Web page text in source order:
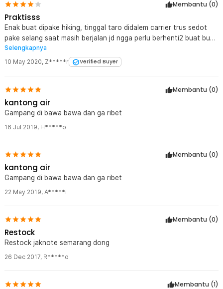
Membantu (0)
Praktisss
Enak buat dipake hiking, tinggal taro didalem carrier trus sedot
pake selang saat masih berjalan jd ngga perlu berhenti2 buat buka
botol minum. Tapi PR buat katupnya, punya saya baru sekali
dipake hiking sudah bocor rembes. Ada harga ada rupa sih.
Selengkapnya
10 May 2020, Z*****r Verified Buyer
Membantu (0)
kantong air
Gampang di bawa bawa dan ga ribet
16 Jul 2019, H*****o
Membantu (0)
kantong air
Gampang di bawa bawa dan ga ribet
22 May 2019, A*****i
Membantu (0)
Restock
Restock jaknote semarang dong
26 Dec 2017, R*****o
Membantu (1)